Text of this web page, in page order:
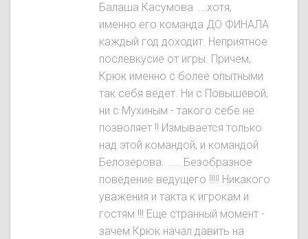
Балаша Касумова ....хотя,
именно его команда ДО ФИНАЛА
каждый год доходит. Неприятное
послевкусие от игры. Причем,
Крюк именно с более опытными
так себя ведет. Ни с Повышевой,
ни с Мухиным - такого себе не
позволяет !! Измывается только
над этой командой, и командой
Белозерова. ..... Безобразное
поведение ведущего !!!!! Никакого
уважения и такта к игрокам и
гостям !!! Еще странный момент -
зачем Крюк начал давить на